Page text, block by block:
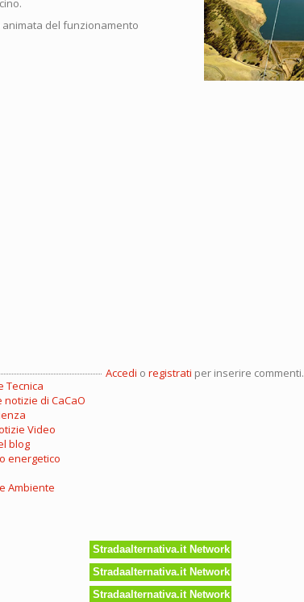
del funzionamento
Tecnica
notizie di CaCaO
Video
blog
energetico
Ambiente
Accedi o registrati per inserire commenti.
Stradaalternativa.it Network
Stradaalternativa.it Network
Stradaalternativa.it Network